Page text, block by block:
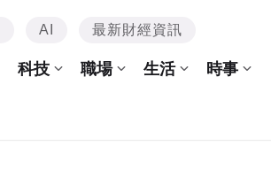
AI 最新財經資訊
科技 職場 生活 時事